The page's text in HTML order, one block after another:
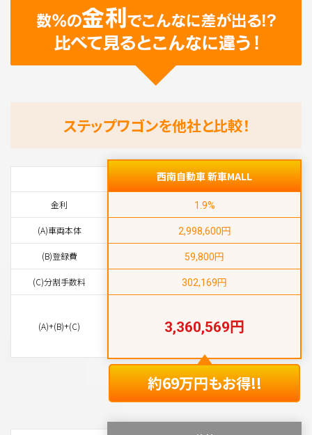
ステップワゴンを他社と比較！
金利
(A)車両本体
(B)登録費
(C)分割手数料
(A)+(B)+(C)
西南自動車 新車MALL
1.9%
2,998,600円
59,800円
302,169円
3,360,569円
約69万円もお得!!